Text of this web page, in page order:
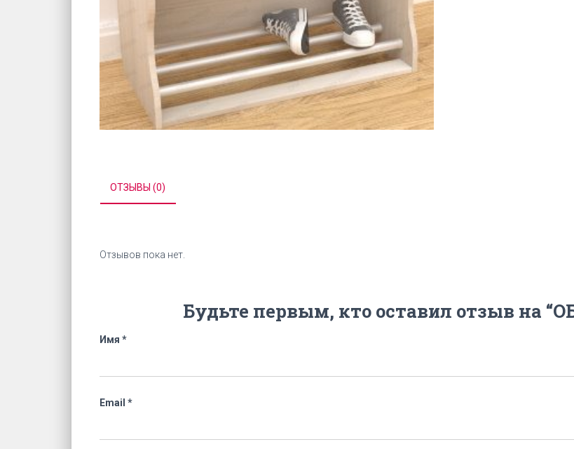
ОТЗЫВЫ (0)
Отзывов пока нет.
Будьте первым, кто оставил отзыв на
Имя *
Email *